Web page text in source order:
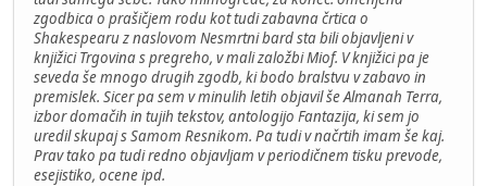
zgodbica o prašičjem rodu kot tudi zabavna črtica o
Shakespearu z naslovom Nesmrtni bard sta bili objavljeni v
knjižici Trgovina s pregreho, v mali založbi Miof. V knjižici pa je
seveda še mnogo drugih zgodb, ki bodo bralstvu v zabavo in
premislek. Sicer pa sem v minulih letih objavil še Almanah Terra,
izbor domačih in tujih tekstov, antologijo Fantazija, ki sem jo
uredil skupaj s Samom Resnikom. Pa tudi v načrtih imam še kaj.
Prav tako pa tudi redno objavljam v periodičnem tisku prevode,
esejistiko, ocene ipd.